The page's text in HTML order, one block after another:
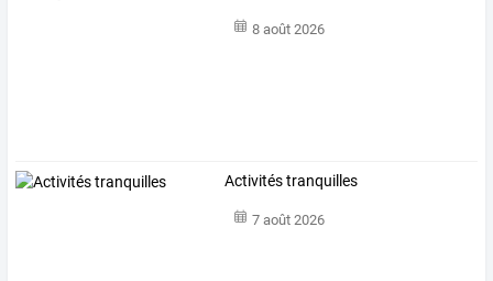
8 août 2026
Activités tranquilles
7 août 2026